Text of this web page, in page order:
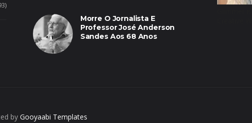
Morre O Jornalista E
Professor José Anderson
Sandes Aos 68 Anos
by Gooyaabi Templates